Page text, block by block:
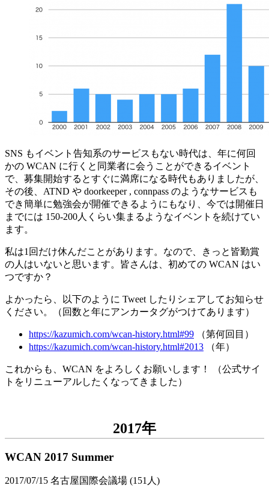
SNS もイベント告知系のサービスもない時代は、年に何回
かの WCAN に行くと同業者に会うことができるイベント
で、募集開始するとすぐに満席になる時代もありましたが、
その後、ATND や doorkeeper , connpass のようなサービスも
でき簡単に勉強会が開催できるようにもなり、今では開催日
までには 150-200人くらい集まるようなイベントを続けてい
ます。
私は1回だけ休んだことがあります。なので、きっと皆勤賞
の人はいないと思います。皆さんは、初めての WCAN はい
つですか？
よかったら、以下のように Tweet したりシェアしてお知らせ
ください。（回数と年にアンカータグがつけてあります）
https://kazumich.com/wcan-history.html#99 （第何回目）
https://kazumich.com/wcan-history.html#2013 （年）
これからも、WCAN をよろしくお願いします！ （公式サイ
トをリニューアルしたくなってきました）
2017年
WCAN 2017 Summer
2017/07/15 名古屋国際会議場 (151人)